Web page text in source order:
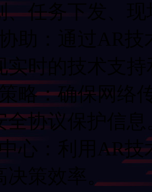
、任务下发
协助：通过
现实时的技术支
策略：确保网
全协议保护信息
挥中心：利用
决策效率。